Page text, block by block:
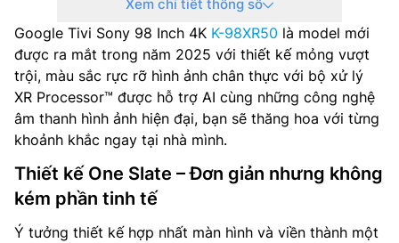
Loại đèn nền: Mini LED
Tần số quét: 120Hz
Hệ điều hành – Giao diện: Android TV
Bộ xử lý: XR Processor
Tổng công suất loa: 40 W
Loại loa: Acoustic Multi-Audio, Loa tweeter định vị âm
Xem chi tiết thông số
Google Tivi Sony 98 Inch 4K K-98XR50 là model mới
được ra mắt trong năm 2025 với thiết kế mỏng vượt
trội, màu sắc rực rỡ hình ảnh chân thực với bộ xử lý
XR Processor™ được hỗ trợ AI cùng những công nghệ
âm thanh hình ảnh hiện đại, bạn sẽ thăng hoa với từng
khoảnh khắc ngay tại nhà mình.
Thiết kế One Slate – Đơn giản nhưng không
kém phần tinh tế
Ý tưởng thiết kế hợp nhất màn hình và viền thành một